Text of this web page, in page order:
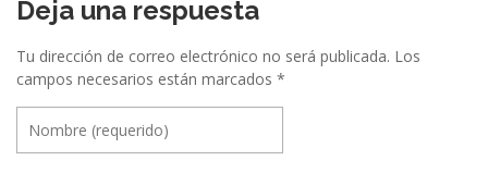
Deja una respuesta
Tu dirección de correo electrónico no será publicada. Los
campos necesarios están marcados *